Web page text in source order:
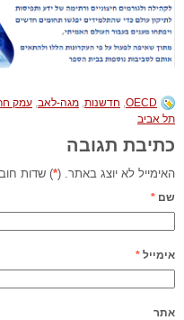
OECD
,חדשנות,מגה-לאב,עמק
תל אביב
כתיבת תגובה
האימייל לא יוצג באתר. ( *) שדות
שם*
אימייל*
אתר